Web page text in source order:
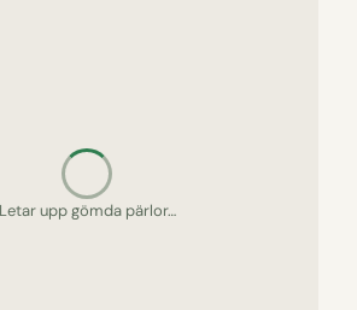
Packar picknickkorgen…